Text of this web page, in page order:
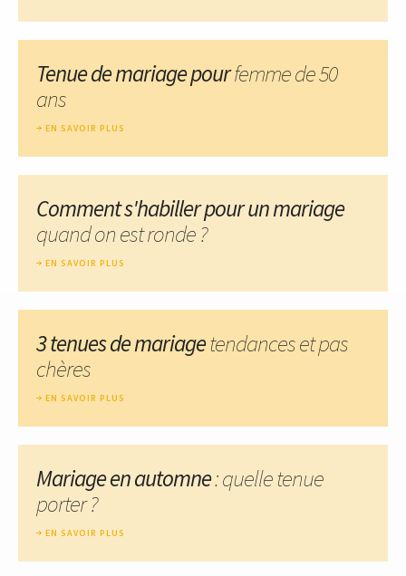
Tenue de mariage pourfemme de 50
ans
EN SAVOIR PLUS
Comment s'habiller pour un mariage
quand on est ronde ?
EN SAVOIR PLUS
3 tenues de mariagetendances et pas
chères
EN SAVOIR PLUS
Mariage en automne: quelle tenue
porter ?
EN SAVOIR PLUS